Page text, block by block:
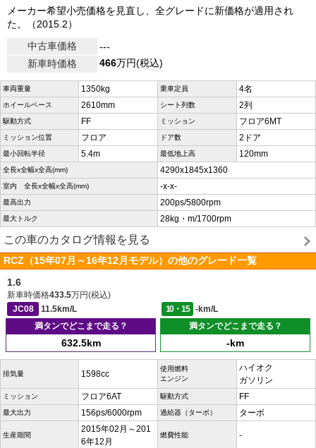
メーカー希望小売価格を見直し、全グレードに新価格が適用され
た。（2015.2）
中古車価格
---
新車時価格
466万円(税込)
車両重量 1350kg 乗車定員 4名
ホイールベース 2610mm シート列数 2列
駆動方式 FF ミッション フロア6MT
ミッション位置 フロア ドア数 2ドア
最小回転半径 5.4m 最低地上高 120mm
全長x全幅x全高(mm) 4290x1845x1360
室内 全長x全幅x全高(mm) -x-x-
最高出力 200ps/5800rpm
最大トルク 28kg・m/1700rpm
この車のカタログ情報を見る
RCZ（15年07月～16年12月モデル）の他のグレード一覧
1.6
新車時価格433.5万円(税込)
JC08
11.5km/L 10・15
-km/L
満タンでどこまで走る？
632.5km
満タンでどこまで走る？
-km
排気量 1598cc
使用燃料
エンジン
ハイオク
ガソリン
ミッション フロア6AT 駆動方式 FF
最大出力 156ps/6000rpm 過給器（ターボ） ターボ
生産期間
2015年02月～201
6年12月
燃費性能 -